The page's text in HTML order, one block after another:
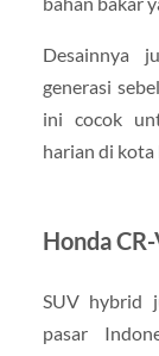
Desainnya
generasi
ini cocok
harian di kota
Honda
SUV hybrid
pasar